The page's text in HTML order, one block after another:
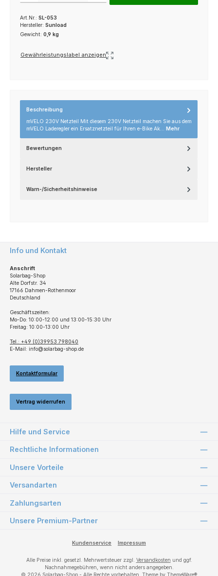
Art.Nr.: SL-053
Hersteller: Sunload
Gewicht: 0,9 kg
Gewährleistungslabel anzeigen
Beschreibung
mVELO 230V Netzteil Mit diesem 230V Netzteil machen Sie aus dem
mVELO Laderegler ein Ersatznetzteil für Ihren e-Bike Ak… Mehr
Bewertungen
Hersteller
Warn-/Sicherheitshinweise
Info und Kontakt
Anschrift
Solarbag-Shop
Alte Dorfstr. 34
17166 Dahmen-Rothenmoor
Deutschland
Geschäftszeiten:
Mo-Do: 10:00-12:00 und 13:00-15:30 Uhr
Freitag: 10:00-13:00 Uhr
Tel.: +49 (0)39953 798040
E-Mail: info@solarbag-shop.de
Kontaktformular
Vertrag widerrufen
Hilfe und Service
Rechtliche Informationen
Unsere Vorteile
Versandarten
Zahlungsarten
Unsere Premium-Partner
Kundenservice Impressum
Alle Preise inkl. gesetzl. Mehrwertsteuer zzgl. Versandkosten und ggf.
Nachnahmegebühren, wenn nicht anders angegeben.